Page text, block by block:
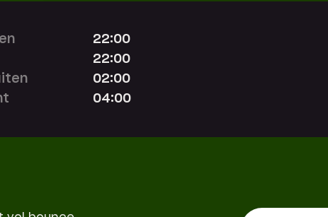
22:00
22:00
02:00
04:00